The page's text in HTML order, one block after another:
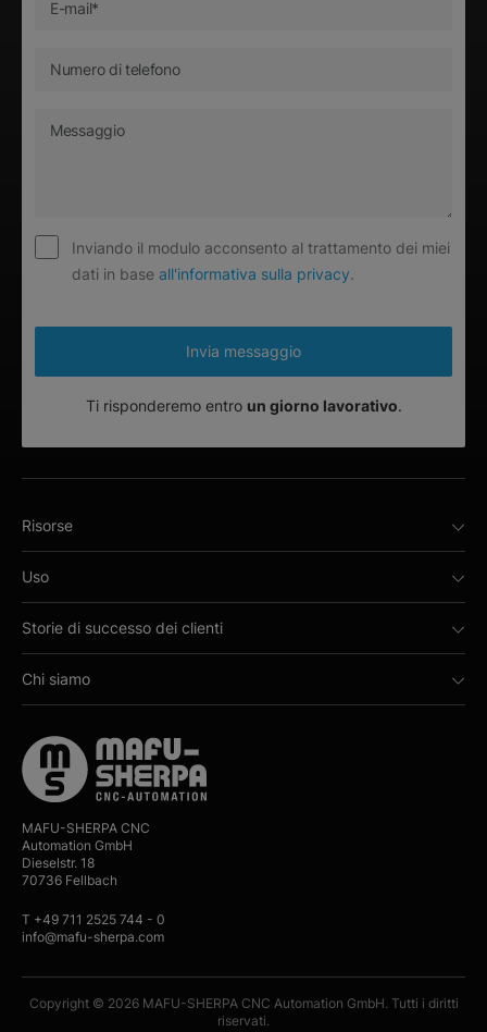
Inviando il modulo acconsento al trattamento dei miei
dati in base all'informativa sulla privacy.
Ti risponderemo entro un giorno lavorativo.
Risorse
Uso
Storie di successo dei clienti
Chi siamo
MAFU-SHERPA CNC
Automation GmbH
Dieselstr. 18
70736 Fellbach
T +49 711 2525 744 - 0
info@mafu-sherpa.com
Copyright © 2026 MAFU-SHERPA CNC Automation GmbH. Tutti i diritti
riservati.